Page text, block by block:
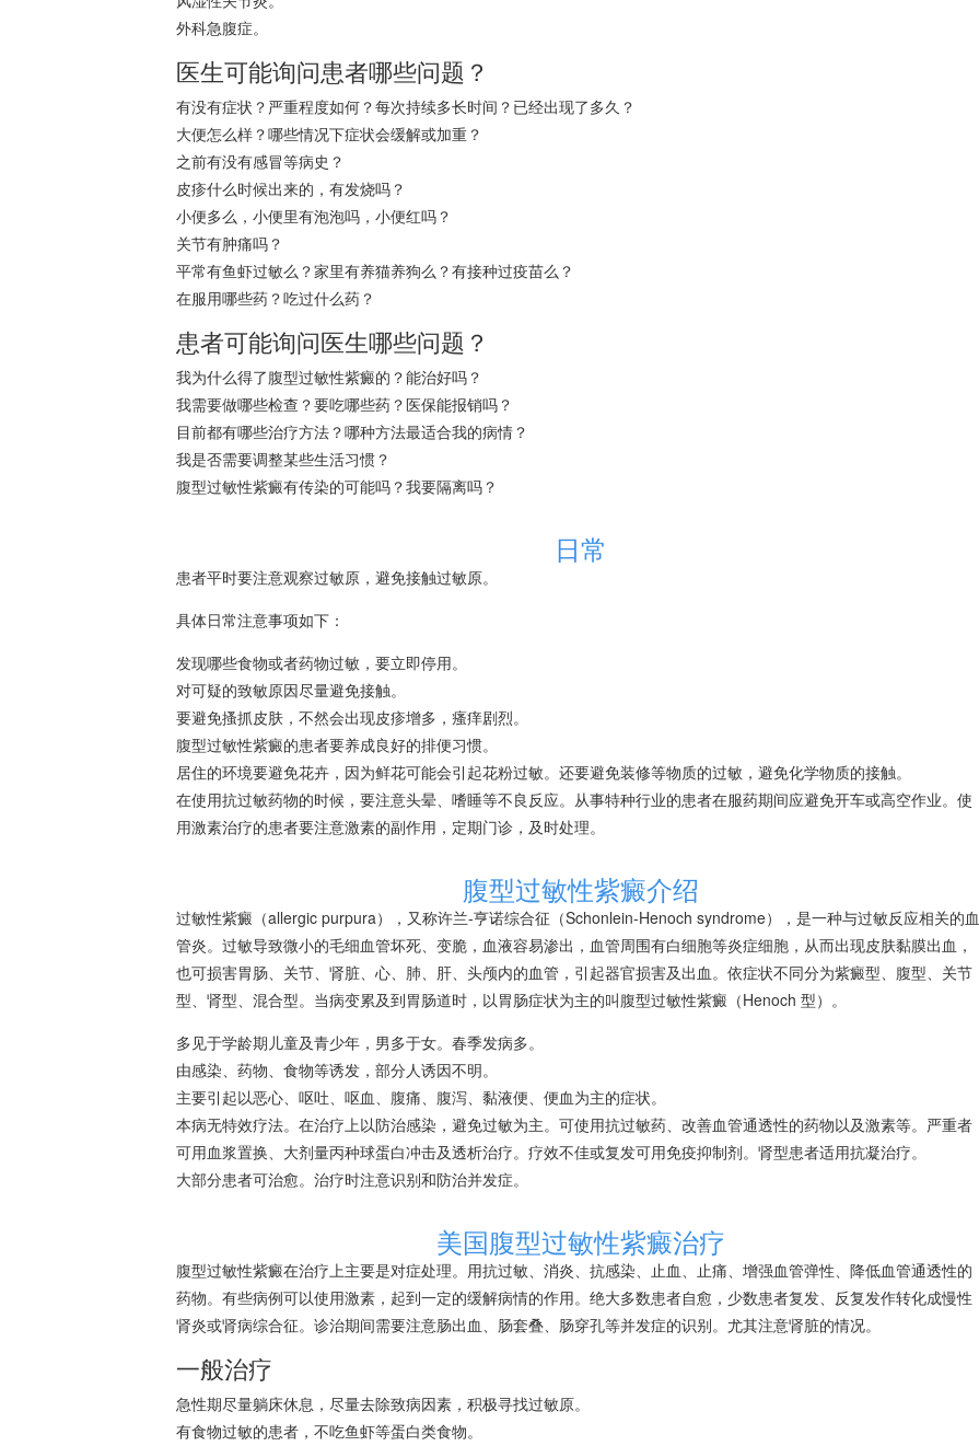
外科急腹症。
医生可能询问患者哪些问题？
有没有症状？严重程度如何？每次持续多长时间？已经出现了多久？
大便怎么样？哪些情况下症状会缓解或加重？
之前有没有感冒等病史？
皮疹什么时候出来的，有发烧吗？
小便多么，小便里有泡泡吗，小便红吗？
关节有肿痛吗？
平常有鱼虾过敏么？家里有养猫养狗么？有接种过疫苗么？
在服用哪些药？吃过什么药？
患者可能询问医生哪些问题？
我为什么得了腹型过敏性紫癜的？能治好吗？
我需要做哪些检查？要吃哪些药？医保能报销吗？
目前都有哪些治疗方法？哪种方法最适合我的病情？
我是否需要调整某些生活习惯？
腹型过敏性紫癜有传染的可能吗？我要隔离吗？
日常
患者平时要注意观察过敏原，避免接触过敏原。
具体日常注意事项如下：
发现哪些食物或者药物过敏，要立即停用。
对可疑的致敏原因尽量避免接触。
要避免搔抓皮肤，不然会出现皮疹增多，瘙痒剧烈。
腹型过敏性紫癜的患者要养成良好的排便习惯。
居住的环境要避免花卉，因为鲜花可能会引起花粉过敏。还要避免装修等物质的过敏，避免化学物质的接触。
在使用抗过敏药物的时候，要注意头晕、嗜睡等不良反应。从事特种行业的患者在服药期间应避免开车或高空作业。使
用激素治疗的患者要注意激素的副作用，定期门诊，及时处理。
腹型过敏性紫癜介绍
过敏性紫癜（allergic purpura），又称许兰-亨诺综合征（Schonlein-Henoch syndrome），是一种与过敏反应相关的血
管炎。过敏导致微小的毛细血管坏死、变脆，血液容易渗出，血管周围有白细胞等炎症细胞，从而出现皮肤黏膜出血，
也可损害胃肠、关节、肾脏、心、肺、肝、头颅内的血管，引起器官损害及出血。依症状不同分为紫癜型、腹型、关节
型、肾型、混合型。当病变累及到胃肠道时，以胃肠症状为主的叫腹型过敏性紫癜（Henoch 型）。
多见于学龄期儿童及青少年，男多于女。春季发病多。
由感染、药物、食物等诱发，部分人诱因不明。
主要引起以恶心、呕吐、呕血、腹痛、腹泻、黏液便、便血为主的症状。
本病无特效疗法。在治疗上以防治感染，避免过敏为主。可使用抗过敏药、改善血管通透性的药物以及激素等。严重者
可用血浆置换、大剂量丙种球蛋白冲击及透析治疗。疗效不佳或复发可用免疫抑制剂。肾型患者适用抗凝治疗。
大部分患者可治愈。治疗时注意识别和防治并发症。
美国腹型过敏性紫癜治疗
腹型过敏性紫癜在治疗上主要是对症处理。用抗过敏、消炎、抗感染、止血、止痛、增强血管弹性、降低血管通透性的
药物。有些病例可以使用激素，起到一定的缓解病情的作用。绝大多数患者自愈，少数患者复发、反复发作转化成慢性
肾炎或肾病综合征。诊治期间需要注意肠出血、肠套叠、肠穿孔等并发症的识别。尤其注意肾脏的情况。
一般治疗
急性期尽量躺床休息，尽量去除致病因素，积极寻找过敏原。
有食物过敏的患者，不吃鱼虾等蛋白类食物。